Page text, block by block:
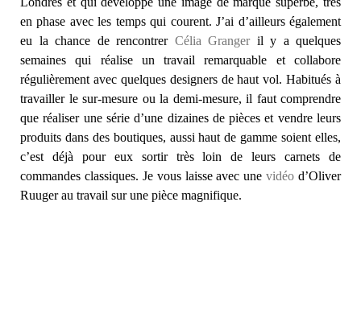
en phase avec les temps qui courent. J’ai d’ailleurs également
eu la chance de rencontrer Célia Grangeril y a quelques
semaines qui réalise un travail remarquable et collabore
régulièrement avec quelques designers de haut vol. Habitués à
travailler le sur-mesure ou la demi-mesure, il faut comprendre
que réaliser une série d’une dizaines de pièces et vendre leurs
produits dans des boutiques, aussi haut de gamme soient elles,
c’est déjà pour eux sortir très loin de leurs carnets de
commandes classiques. Je vous laisse avec unevidéo d’Oliver
Ruuger au travail sur une pièce magnifique.